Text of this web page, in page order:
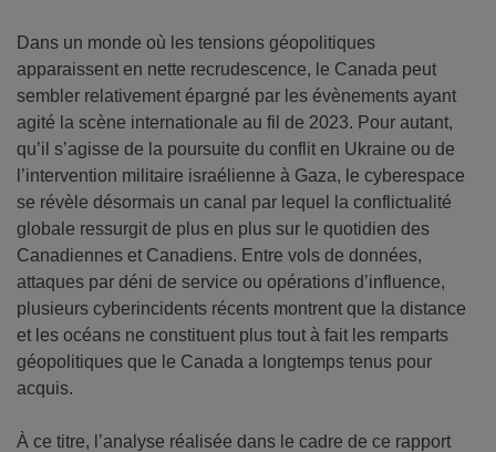
Dans un monde où les tensions géopolitiques
apparaissent en nette recrudescence, le Canada peut
sembler relativement épargné par les évènements ayant
agité la scène internationale au fil de 2023. Pour autant,
qu’il s’agisse de la poursuite du conflit en Ukraine ou de
l’intervention militaire israélienne à Gaza, le cyberespace
se révèle désormais un canal par lequel la conflictualité
globale ressurgit de plus en plus sur le quotidien des
Canadiennes et Canadiens. Entre vols de données,
attaques par déni de service ou opérations d’influence,
plusieurs cyberincidents récents montrent que la distance
et les océans ne constituent plus tout à fait les remparts
géopolitiques que le Canada a longtemps tenus pour
acquis.
À ce titre, l’analyse réalisée dans le cadre de ce rapport